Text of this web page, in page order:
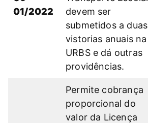
01/2022
devem ser
submetidos a duas
vistorias anuais na
URBS e dá outras
providências.
Permite cobrança
proporcional do
valor da Licença